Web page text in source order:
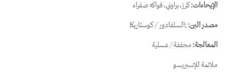
الإيحاءات:كرز، براوني، فواكه صفراء
مصدر البن: ;السلفادور / كوستاريكا
المعالجة:مجففة/ عسلية
ملائمة للإسبريسو